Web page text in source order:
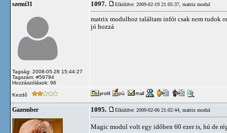
szemi31
Tagság: 2008-05-28 15:44:27
Tagszám: #59794
Hozzászólások: 96
1097. Elküldve: 2009-02-19 21:05:37, matrix modul
matrix modulhoz találtam infót csak nem tudok
jó hozzá
Kezdő
Gazember 1095. Elküldve: 2009-02-06 21:02:44, matrix modul
Magic modul volt egy időben 60 ezer is, hú de